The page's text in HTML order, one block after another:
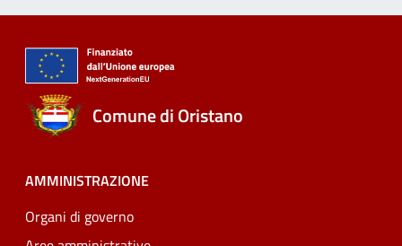
Comune di Oristano
AMMINISTRAZIONE
Organi di governo